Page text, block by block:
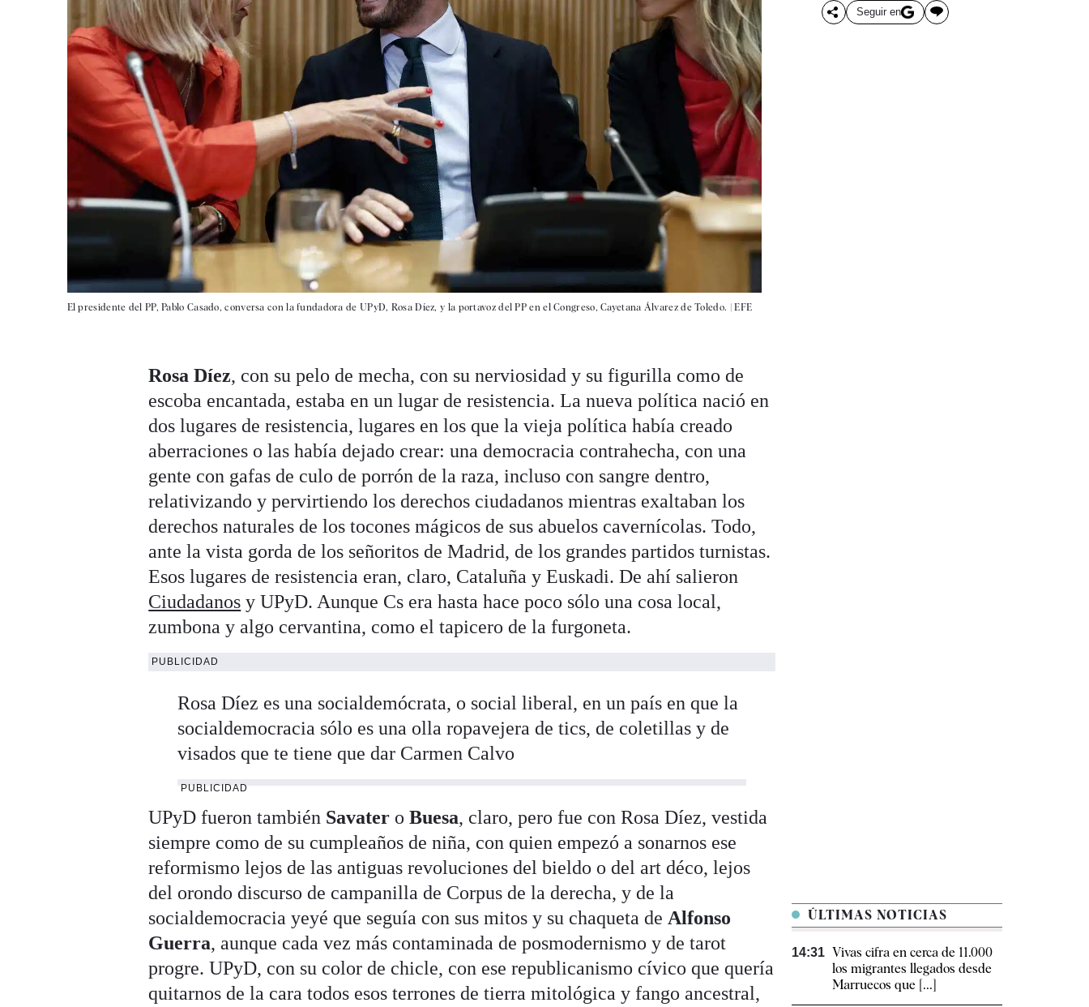
El presidente del PP, Pablo Casado, conversa con la fundadora de UPyD, Rosa Díez, y la portavoz del PP en el Congreso, Cayetana Álvarez de Toledo. |EFE
Seguir en
Rosa Díez, con su pelo de mecha, con su nerviosidad y su figurilla como de
escoba encantada, estaba en un lugar de resistencia. La nueva política nació en
dos lugares de resistencia, lugares en los que la vieja política había creado
aberraciones o las había dejado crear: una democracia contrahecha, con una
gente con gafas de culo de porrón de la raza, incluso con sangre dentro,
relativizando y pervirtiendo los derechos ciudadanos mientras exaltaban los
derechos naturales de los tocones mágicos de sus abuelos cavernícolas. Todo,
ante la vista gorda de los señoritos de Madrid, de los grandes partidos turnistas.
Esos lugares de resistencia eran, claro, Cataluña y Euskadi. De ahí salieron
Ciudadanos y UPyD. Aunque Cs era hasta hace poco sólo una cosa local,
zumbona y algo cervantina, como el tapicero de la furgoneta.
PUBLICIDAD
Rosa Díez es una socialdemócrata, o social liberal, en un país en que la
socialdemocracia sólo es una olla ropavejera de tics, de coletillas y de
visados que te tiene que dar Carmen Calvo
PUBLICIDAD
UPyD fueron también Savater oBuesa, claro, pero fue con Rosa Díez, vestida
siempre como de su cumpleaños de niña, con quien empezó a sonarnos ese
reformismo lejos de las antiguas revoluciones del bieldo o del art déco, lejos
del orondo discurso de campanilla de Corpus de la derecha, y de la
socialdemocracia yeyé que seguía con sus mitos y su chaqueta deAlfonso
Guerra, aunque cada vez más contaminada de posmodernismo y de tarot
progre. UPyD, con su color de chicle, con ese republicanismo cívico que quería
quitarnos de la cara todos esos terrones de tierra mitológica y fango ancestral,
ÚLTIMAS NOTICIAS
14:31 Vivas cifra en cerca de 11.000
los migrantes llegados desde
Marruecos que [...]